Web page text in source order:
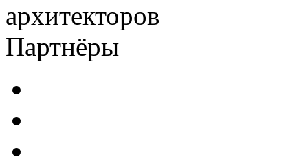
архитекторов
Партнёры